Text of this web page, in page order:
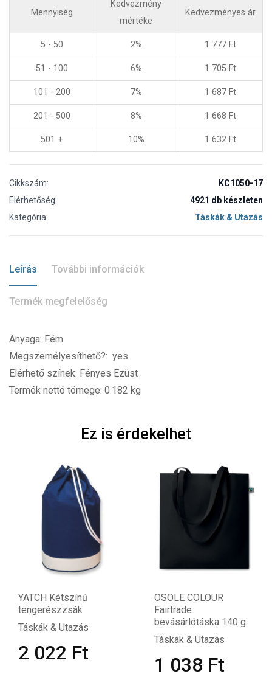
Mennyiség
Kedvezmény
mértéke
Kedvezményes ár
5 - 50 2% 1 777 Ft
51 - 100 6% 1 705 Ft
101 - 200 7% 1 687 Ft
201 - 500 8% 1 668 Ft
501 + 10% 1 632 Ft
Cikkszám:
KC1050-17
Elérhetőség:
4921 db készleten
Kategória:
Táskák & Utazás
Leírás További információk
Termék megfelelőség
Anyaga: Fém
Megszemélyesíthető?: yes
Elérhető színek: Fényes Ezüst
Termék nettó tömege: 0.182 kg
Ez is érdekelhet
YATCH Kétszínű
tengerészzsák
Táskák & Utazás
2 022 Ft
OSOLE COLOUR
Fairtrade
bevásárlótáska 140 g
Táskák & Utazás
1 038 Ft